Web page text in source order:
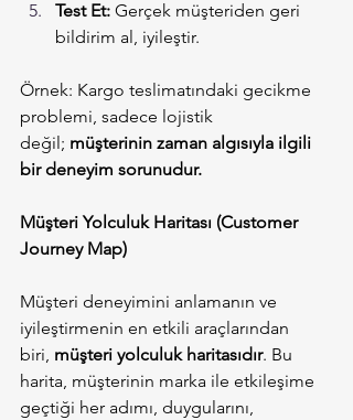
Test Et: Gerçek müşteriden geri
bildirim al, iyileştir.
Örnek: Kargo teslimatındaki gecikme
problemi, sadece lojistik
değil; müşterinin zaman algısıyla ilgili
bir deneyim sorunudur.
Müşteri Yolculuk Haritası (Customer
Journey Map)
Müşteri deneyimini anlamanın ve
iyileştirmenin en etkili araçlarından
biri, müşteri yolculuk haritasıdır. Bu
harita, müşterinin marka ile etkileşime
geçtiği her adımı, duygularını,